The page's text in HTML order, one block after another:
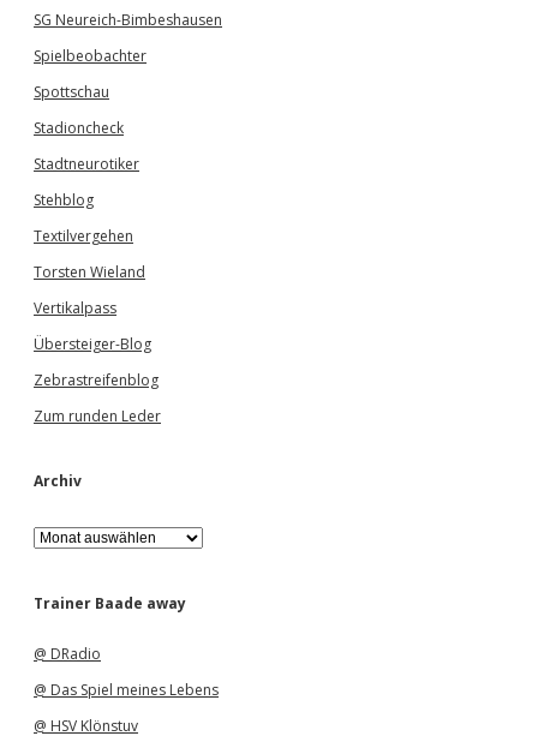
SG Neureich-Bimbeshausen
Spielbeobachter
Spottschau
Stadioncheck
Stadtneurotiker
Stehblog
Textilvergehen
Torsten Wieland
Vertikalpass
Übersteiger-Blog
Zebrastreifenblog
Zum runden Leder
Archiv
A
r
h
Trainer Baade away
@ DRadio
@ Das Spiel meines Lebens
@ HSV Klönstuv